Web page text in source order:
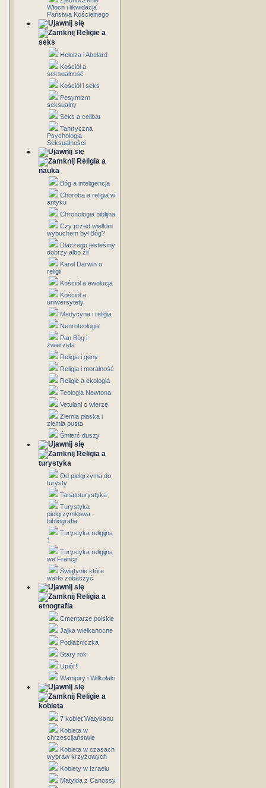
Włoch i likwidacja
Państwa Kościelnego
Religie a
seks
Heloiza i Abelard
Kościół a
seksualność
Kościół i seks
Pesymizm
seksualny
Seks a celibat
Tantryczna
Psychologia
Seksualności
Religia a
nauka
Bóg a inteligencja
Choroba a religia w
antyku
Chronologia biblijna
Czy przed wielkim
wybuchem był Bóg?
Dlaczego jesteśmy
dobrzy albo źli
Karol Darwin o
religii
Kościół a ewolucja
Kościół a
uniwersytety
Medycyna i religia
Neuroteologia
Pan Bóg i
zwierzęta
Religia i geny
Religia i moralność
Religie a ekologia
Teologia Newtona
Vetulani o wierze
Ziemia płaska i
ziemia pusta
Śmierć duszy
Religia a
turystyka
Od pielgrzyma do
turysty
Tanatoturystyka
Turystyka
pielgrzymkowa -
bibliografia
Turystyka religijna
1
Turystyka religijna
we Francji
Świątynie które
warto zobaczyć
Religia a
etnografia
Cmentarze polskie
Jajka wielkanocne
Podłaźniczka
Stary rok
Upiór!
Wampiry i Wilkołaki
Religie a
kobieta
7 kobiet Watykanu
Kobieta w
chrzescijaństwie
Kobieta w czasach
wypraw krzyżowych
Kobiety w Izraelu
Matylda z Canossy